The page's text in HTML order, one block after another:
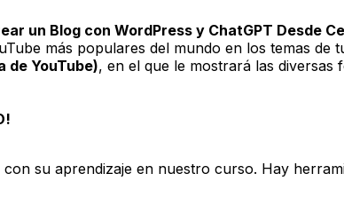
un Blog con WordPress y ChatGPT Desde
más populares del mundo en los temas de
de YouTube), en el que le mostrará las
con su aprendizaje en nuestro curso. Hay